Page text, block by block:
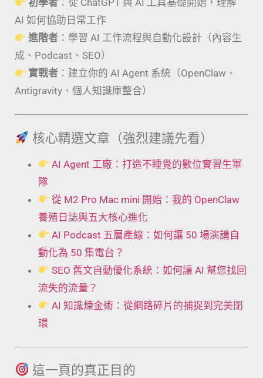
初學者 ：從 ChatGPT 與 AI 工具基礎開始，理解
AI 如何協助日常工作
進階者 ：學習 AI 工作流程與自動化設計（內容生
成、Podcast、SEO）
實戰者 ：建立你的 AI Agent 系統（OpenClaw、
Antigravity、個人知識庫整合）
核心精選文章（強烈建議先看）
AI Agent 工廠：打造不睡覺的數位實習生軍
隊
從 M2 Pro Mac mini 開始：我的 OpenClaw
養殖日誌與五大核心進化
AI Podcast 五層產線：如何讓 50 場演講自
動化為 50 集電台？
SEO 舊文自動優化系統：如何讓 AI 幫您找回
流失的流量？
AI 知識煉金術：從網路碎片的捕捉到完美閉
環
這一頁的真正目的